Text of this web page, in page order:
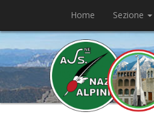
Home Sezione